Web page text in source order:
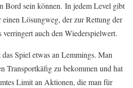
Bord sein können. In jedem Level gibt
Lösungweg, der zur Rettung der
verringert auch den Wiederspielwert.
Spiel etwas an Lemmings. Man
Transportkäfig zu bekommen und hat
Limit an Aktionen, die man für